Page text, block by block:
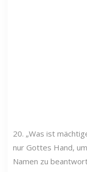
20. „Was ist
nur Gottes Hand,
Namen zu